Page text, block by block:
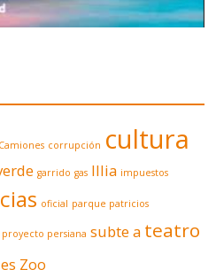
Camiones corrupción cultura
garrido gas Illia impuestos
oficial parque patricios
proyecto persiana subte a teatro
Zoo